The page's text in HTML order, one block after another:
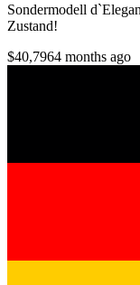
Sondermodell
Zustand!
$40,7964 months ago